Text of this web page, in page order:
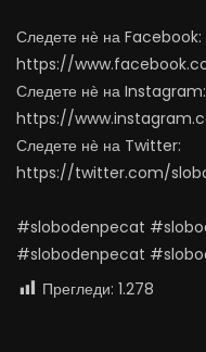
Следете нѐ на Facebook:
https://
Следете нѐ на Instagram:
https://
Следете нѐ на Twitter:
https://twitter.com/
#slobodenpecat
#slobodenpecat
Прегледи: 1.278